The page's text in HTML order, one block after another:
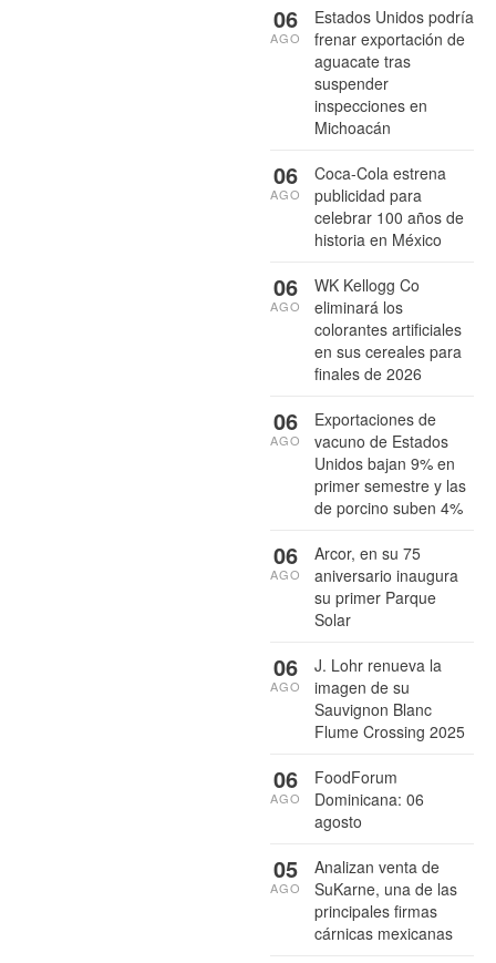
Estados Unidos podría
frenar exportación de
aguacate tras
suspender
inspecciones en
Michoacán
06
AGO
Coca-Cola estrena
publicidad para
celebrar 100 años de
historia en México
06
AGO
WK Kellogg Co
eliminará los
colorantes artificiales
en sus cereales para
finales de 2026
06
AGO
Exportaciones de
vacuno de Estados
Unidos bajan 9% en
primer semestre y las
de porcino suben 4%
06
AGO
Arcor, en su 75
aniversario inaugura
su primer Parque
Solar
06
AGO
J. Lohr renueva la
imagen de su
Sauvignon Blanc
Flume Crossing 2025
06
AGO
FoodForum
Dominicana: 06
agosto
06
AGO
Analizan venta de
SuKarne, una de las
principales firmas
cárnicas mexicanas
05
AGO